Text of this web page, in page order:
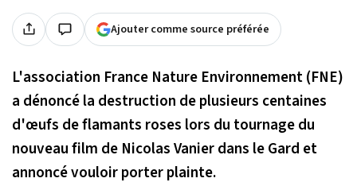
Ajouter comme source préférée
L'association France Nature Environnement (FNE)
a dénoncé la destruction de plusieurs centaines
d'œufs de flamants roses lors du tournage du
nouveau film de Nicolas Vanier dans le Gard et
annoncé vouloir porter plainte.